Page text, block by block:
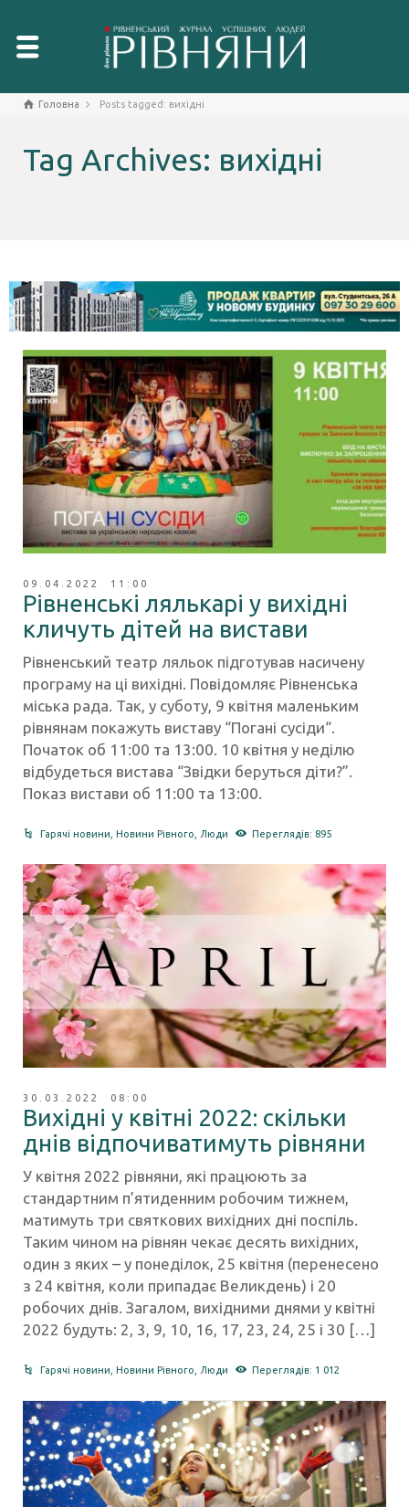
Головна Posts tagged: вихідні
Tag Archives: вихідні
09.04.2022 11:00
Рівненські лялькарі у вихідні
кличуть дітей на вистави
Рівненський театр ляльок підготував насичену
програму на ці вихідні. Повідомляє Рівненська
міська рада. Так, у суботу, 9 квітня маленьким
рівнянам покажуть виставу “Погані сусіди“.
Початок об 11:00 та 13:00. 10 квітня у неділю
відбудеться вистава “Звідки беруться діти?”.
Показ вистави об 11:00 та 13:00.
Гарячі новини Новини Рівного Люди Переглядів: 895
30.03.2022 08:00
Вихідні у квітні 2022: скільки
днів відпочиватимуть рівняни
У квітня 2022 рівняни, які працюють за
стандартним п’ятиденним робочим тижнем,
матимуть три святкових вихідних дні поспіль.
Таким чином на рівнян чекає десять вихідних,
один з яких – у понеділок, 25 квітня (перенесено
з 24 квітня, коли припадає Великдень) і 20
робочих днів. Загалом, вихідними днями у квітні
2022 будуть: 2, 3, 9, 10, 16, 17, 23, 24, 25 і 30 […]
Гарячі новини, Новини Рівного,Люди Переглядів: 1 012